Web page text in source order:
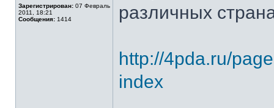
сети
Зарегистрирован: 07 Февраль
2011, 18:21
Сообщения: 1414
различных
http://4pda.ru/
index